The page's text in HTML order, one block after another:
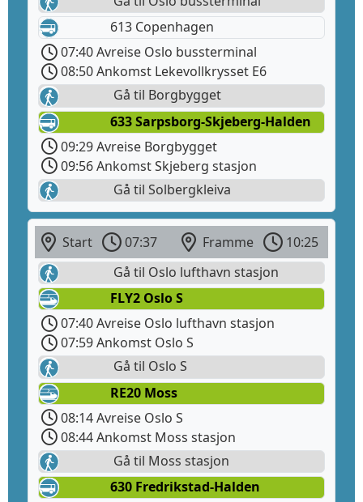
613 Copenhagen
07:40 Avreise Oslo bussterminal
08:50 Ankomst Lekevollkrysset E6
Gå til Borgbygget
633 Sarpsborg-Skjeberg-Halden
09:29 Avreise Borgbygget
09:56 Ankomst Skjeberg stasjon
Gå til Solbergkleiva
Start 07:37 Framme
10:25
Gå til Oslo lufthavn stasjon
FLY2 Oslo S
07:40 Avreise Oslo lufthavn stasjon
07:59 Ankomst Oslo S
Gå til Oslo S
RE20 Moss
08:14 Avreise Oslo S
08:44 Ankomst Moss stasjon
Gå til Moss stasjon
630 Fredrikstad-Halden